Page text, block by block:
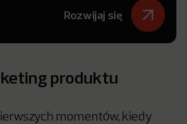
Rozwijaj się
produktu
momentów, kiedy